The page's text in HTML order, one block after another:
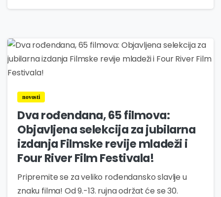
0
novosti
Dva rođendana, 65 filmova:
Objavljena selekcija za jubilarna
izdanja Filmske revije mladeži i
Four River Film Festivala!
Pripremite se za veliko rođendansko slavlje u
znaku filma! Od 9.-13. rujna održat će se 30.